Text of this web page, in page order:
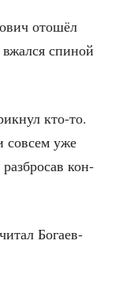
ото­шёл
спи­ной
кто-то.
совсем уже
кон­
Бога­ев­